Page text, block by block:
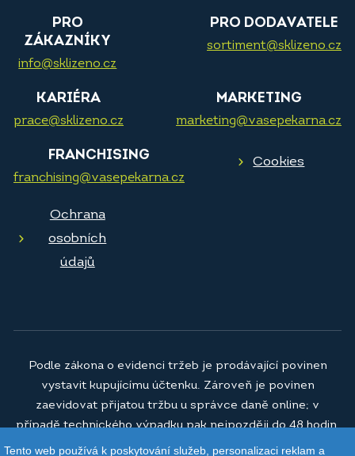
PRO
ZÁKAZNÍKY
info@sklizeno.cz
PRO DODAVATELE
sortiment@sklizeno.cz
KARIÉRA
prace@sklizeno.cz
MARKETING
marketing@vasepekarna.cz
FRANCHISING
franchising@vasepekarna.cz
Cookies
Ochrana
osobních
údajů
© 2026Vaše pekárna a.s.
Podle zákona o evidenci tržeb je prodávající povinen
vystavit kupujícímu účtenku. Zároveň je povinen
zaevidovat přijatou tržbu u správce daně online; v
případě technického výpadku pak nejpozději do 48 hodin.
Tento web používá k poskytování služeb, personalizaci reklam a